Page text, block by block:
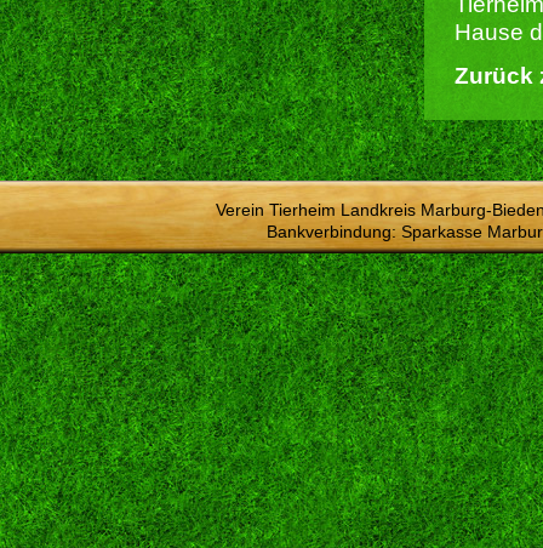
Hause
Zurück
Verein Tierheim Landkreis Marburg-
Bankverbindung: Sparkasse